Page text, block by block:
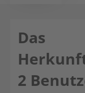
Das
2